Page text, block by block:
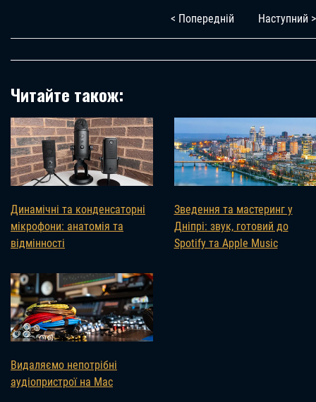
< Попередній Наступний >
Читайте також:
Динамічні та конденсаторні
мікрофони: анатомія та
відмінності
Зведення та мастеринг у
Дніпрі: звук, готовий до
Spotify та Apple Music
Видаляємо непотрібні
аудіопристрої на Mac